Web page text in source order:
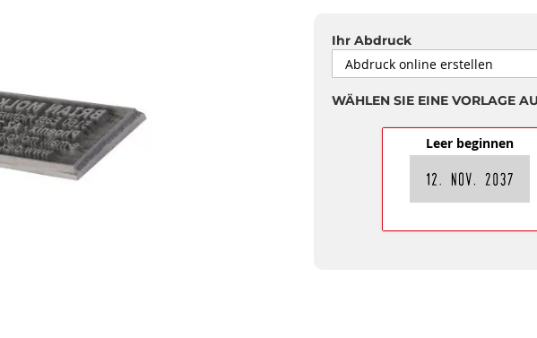
Ihr Abdruck
WÄHLEN SIE EINE VORLAGE
Leer beginnen